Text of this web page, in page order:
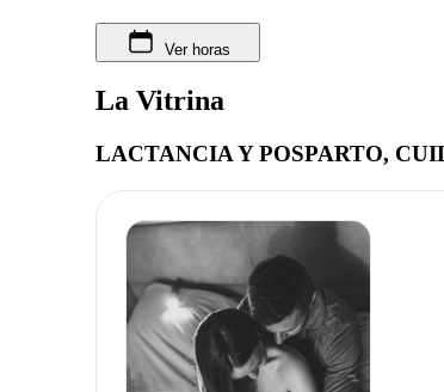
Ver horas
La Vitrina
LACTANCIA Y POSPARTO,